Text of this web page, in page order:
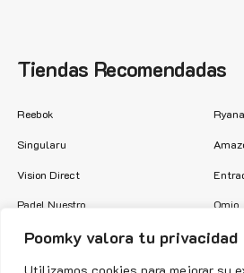
Poomky valora tu privacidad
Tiendas Recomendadas
Reebok
Singularu
Vision Direct
Padel Nuestro Omio
Prozis Airbnb
Ok Mobility